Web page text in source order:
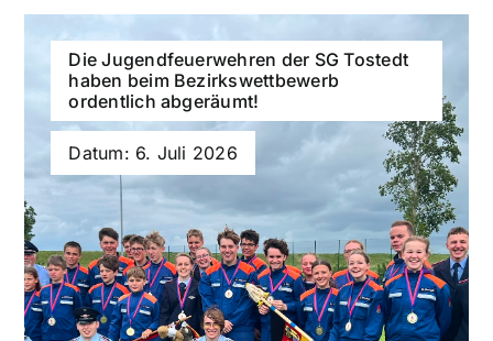
Die Jugendfeuerwehren der SG Tostedt
haben beim Bezirkswettbewerb
ordentlich abgeräumt!
Datum: 6. Juli 2026